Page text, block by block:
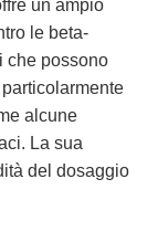
un ampio
le beta-
che possono
alcune
La sua
del dosaggio